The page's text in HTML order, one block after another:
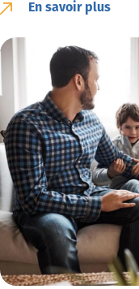
En savoir plus